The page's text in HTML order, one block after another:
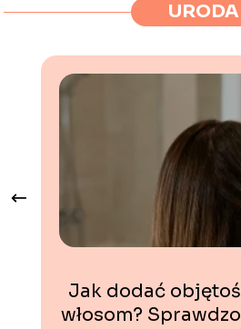
URODA
Jak dodać
włosom?